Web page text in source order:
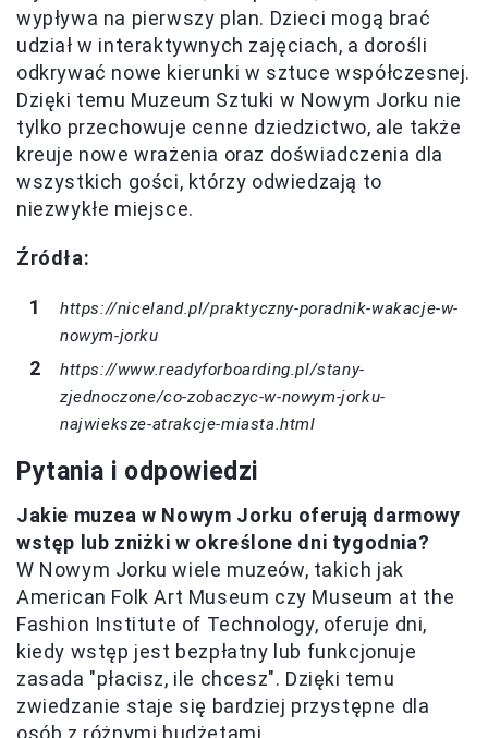
wypływa na pierwszy plan. Dzieci mogą brać
udział w interaktywnych zajęciach, a dorośli
odkrywać nowe kierunki w sztuce współczesnej.
Dzięki temu Muzeum Sztuki w Nowym Jorku nie
tylko przechowuje cenne dziedzictwo, ale także
kreuje nowe wrażenia oraz doświadczenia dla
wszystkich gości, którzy odwiedzają to
niezwykłe miejsce.
Źródła:
https://niceland.pl/praktyczny-poradnik-wakacje-w-
nowym-jorku
https://www.readyforboarding.pl/stany-
zjednoczone/co-zobaczyc-w-nowym-jorku-
najwieksze-atrakcje-miasta.html
Pytania i odpowiedzi
Jakie muzea w Nowym Jorku oferują darmowy
wstęp lub zniżki w określone dni tygodnia?
W Nowym Jorku wiele muzeów, takich jak
American Folk Art Museum czy Museum at the
Fashion Institute of Technology, oferuje dni,
kiedy wstęp jest bezpłatny lub funkcjonuje
zasada "płacisz, ile chcesz". Dzięki temu
zwiedzanie staje się bardziej przystępne dla
osób z różnymi budżetami.